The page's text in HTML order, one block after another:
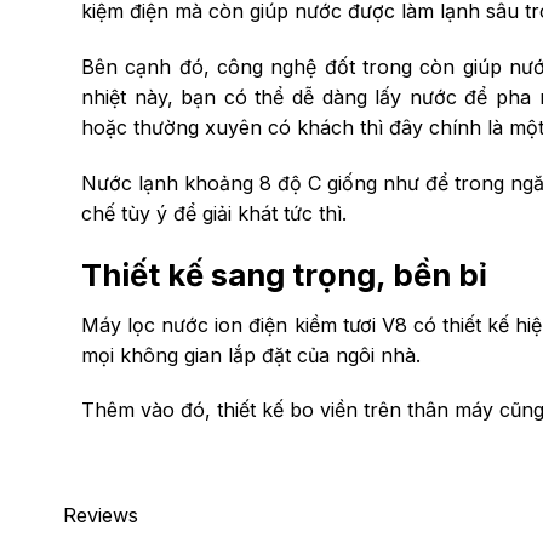
kiệm điện mà còn giúp nước được làm lạnh sâu
Bên cạnh đó, công nghệ đốt trong còn giúp
nhiệt này, bạn có thể dễ dàng lấy nước để
hoặc thường xuyên có khách thì đây chính là
Nước lạnh khoảng 8 độ C giống như để trong
chế tùy ý để giải khát tức thì.
Thiết kế sang trọng, bền bỉ
Máy lọc nước ion điện kiềm tươi V8 có thiết kế
mọi không gian lắp đặt của ngôi nhà.
Thêm vào đó, thiết kế bo viền trên thân máy
Reviews